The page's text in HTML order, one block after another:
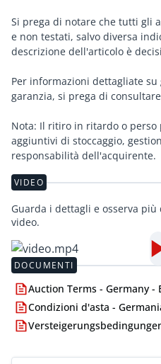
Si prega di notare che tutti gli
e non testati, salvo diversa
descrizione dell'articolo è
Per informazioni dettagliate
garanzia, si prega di
Nota: Il ritiro in ritardo o perso
aggiuntivi di stoccaggio,
responsabilità dell'acquirente.
VIDEO
Guarda i dettagli e osserva
video.
DOCUMENTI
Auction Terms - Germany -
Condizioni d'asta -